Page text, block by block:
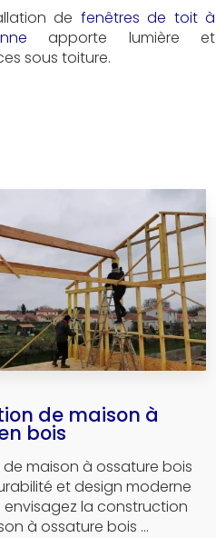
de fenêtres de toit à
apporte lumière et
sous toiture.
de maison à
bois
maison à ossature bois
et design moderne
envisagez la construction
à ossature bois ...